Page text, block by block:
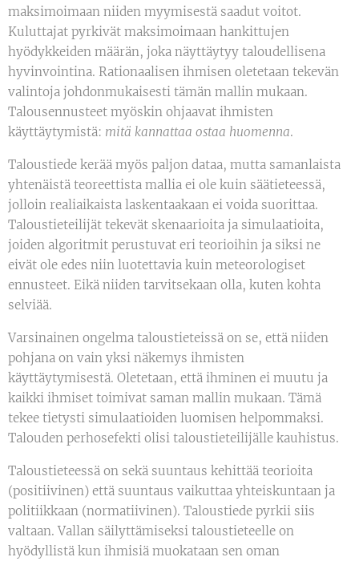
maksimoimaan niiden myymisestä saadut voitot.
Kuluttajat pyrkivät maksimoimaan hankittujen
hyödykkeiden määrän, joka näyttäytyy taloudellisena
hyvinvointina. Rationaalisen ihmisen oletetaan tekevän
valintoja johdonmukaisesti tämän mallin mukaan.
Talousennusteet myöskin ohjaavat ihmisten
käyttäytymistä: mitä kannattaa ostaa huomenna.
Taloustiede kerää myös paljon dataa, mutta samanlaista
yhtenäistä teoreettista mallia ei ole kuin säätieteessä,
jolloin realiaikaista laskentaakaan ei voida suorittaa.
Taloustieteilijät tekevät skenaarioita ja simulaatioita,
joiden algoritmit perustuvat eri teorioihin ja siksi ne
eivät ole edes niin luotettavia kuin meteorologiset
ennusteet. Eikä niiden tarvitsekaan olla, kuten kohta
selviää.
Varsinainen ongelma taloustieteissä on se, että niiden
pohjana on vain yksi näkemys ihmisten
käyttäytymisestä. Oletetaan, että ihminen ei muutu ja
kaikki ihmiset toimivat saman mallin mukaan. Tämä
tekee tietysti simulaatioiden luomisen helpommaksi.
Talouden perhosefekti olisi taloustieteilijälle kauhistus.
Taloustieteessä on sekä suuntaus kehittää teorioita
(positiivinen) että suuntaus vaikuttaa yhteiskuntaan ja
politiikkaan (normatiivinen). Taloustiede pyrkii siis
valtaan. Vallan säilyttämiseksi taloustieteelle on
hyödyllistä kun ihmisiä muokataan sen oman